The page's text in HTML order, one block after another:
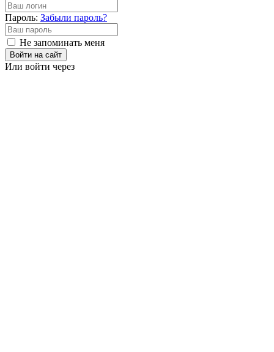
Пароль: Забыли пароль?
Не запоминать меня
Войти на сайт
Или войти через